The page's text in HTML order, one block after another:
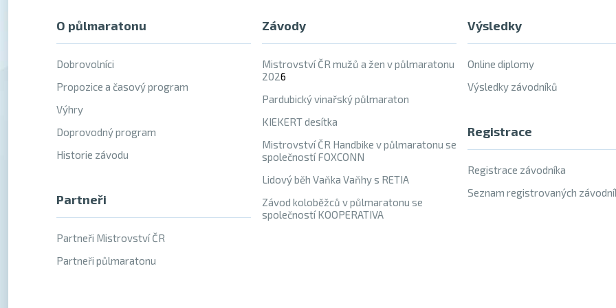
O půlmaratonu
Dobrovolníci
Propozice a časový program
Výhry
Doprovodný program
Historie závodu
Partneři
Partneři Mistrovství ČR
Partneři půlmaratonu
Závody
Mistrovství ČR mužů a žen v půlmaratonu
2026
Pardubický vinařský půlmaraton
KIEKERT desítka
Mistrovství ČR Handbike v půlmaratonu se
společností FOXCONN
Lidový běh Vaňka Vaňhy s RETIA
Závod koloběžců v půlmaratonu se
společností KOOPERATIVA
Výsledky
Online diplomy
Výsledky závodníků
Registrace
Registrace závodníka
Seznam registrovaných